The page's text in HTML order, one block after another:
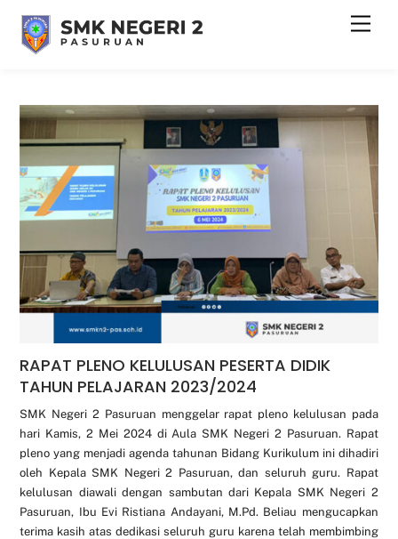
content
RAPAT PLENO KELULUSAN PESERTA DIDIK
TAHUN PELAJARAN 2023/2024
SMK Negeri 2 Pasuruan menggelar rapat pleno kelulusan pada
hari Kamis, 2 Mei 2024 di Aula SMK Negeri 2 Pasuruan. Rapat
pleno yang menjadi agenda tahunan Bidang Kurikulum ini dihadiri
oleh Kepala SMK Negeri 2 Pasuruan, dan seluruh guru. Rapat
kelulusan diawali dengan sambutan dari Kepala SMK Negeri 2
Pasuruan, Ibu Evi Ristiana Andayani, M.Pd. Beliau mengucapkan
terima kasih atas dedikasi seluruh guru karena telah membimbing